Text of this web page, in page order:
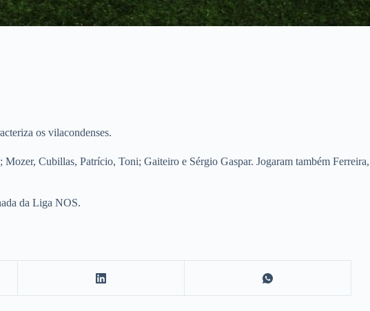
os vilacondenses.
Cubillas, Patrício, Toni; Gaiteiro e Sérgio Gaspar. Jogaram também Ferreira,
da Liga NOS.